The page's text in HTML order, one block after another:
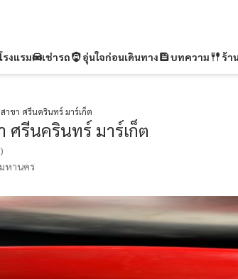
งแรม เช่ารถ อุ่นใจก่อนเดินทาง บทความ ร้า
าขา ศรีนครินทร์ มาร์เก็ต
ศรีนครินทร์ มาร์เก็ต
หานคร